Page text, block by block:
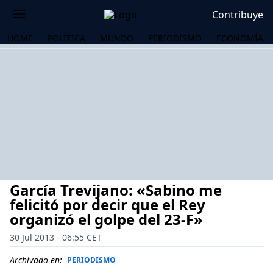
Contribuye
HOME POLÍTICA MUNDO PERIODISMO ECONOMÍA
García Trevijano: «Sabino me
felicitó por decir que el Rey
organizó el golpe del 23-F»
30 Jul 2013 - 06:55 CET
Archivado en: PERIODISMO